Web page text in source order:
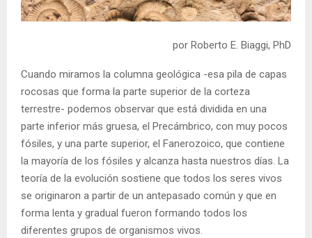
por Roberto E. Biaggi, PhD
Cuando miramos la columna geológica -esa pila de capas
rocosas que forma la parte superior de la corteza
terrestre- podemos observar que está dividida en una
parte inferior más gruesa, el Precámbrico, con muy pocos
fósiles, y una parte superior, el Fanerozoico, que contiene
la mayoría de los fósiles y alcanza hasta nuestros días. La
teoría de la evolución sostiene que todos los seres vivos
se originaron a partir de un antepasado común y que en
forma lenta y gradual fueron formando todos los
diferentes grupos de organismos vivos.